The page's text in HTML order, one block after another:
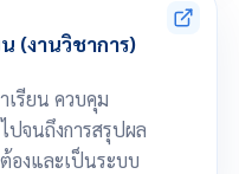
บการศึกษา/การเลื่อนชั้นเรียน
วิชา กำหนดระดับผลการเรียน
แบบชั้นเรียน และแบบกลุ่มได้
Education Test (O-NET)
ใบปพ. 1 - ปพ. 7 รายงาน ต2ก.
(งานวิชาการ)
เรียน ควบคุม
ปจนถึงการสรุปผล
องและเป็นระบบ